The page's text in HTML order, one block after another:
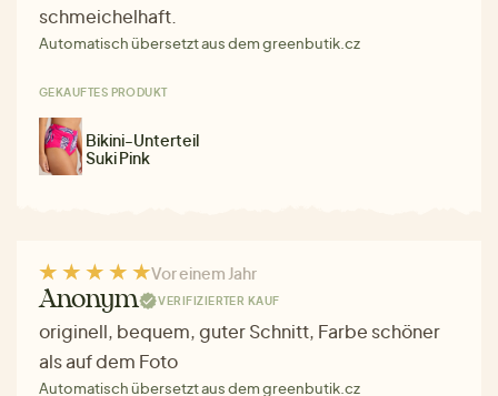
schmeichelhaft.
Automatisch übersetzt aus dem greenbutik.cz
GEKAUFTES PRODUKT
Bikini-Unterteil
Suki Pink
Vor einem Jahr
Anonym VERIFIZIERTER KAUF
originell, bequem, guter Schnitt, Farbe schöner
als auf dem Foto
Automatisch übersetzt aus dem greenbutik.cz